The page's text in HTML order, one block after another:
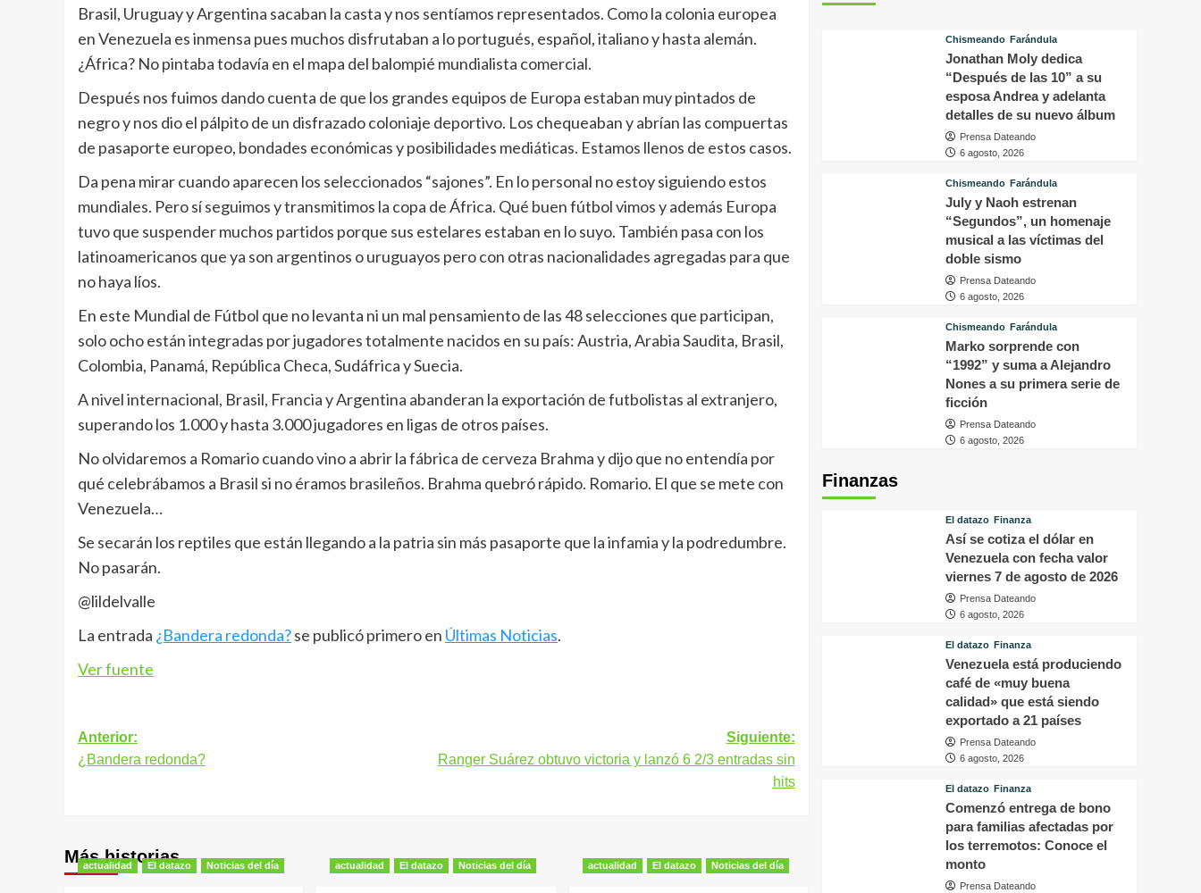
Brasil, Uruguay y Argentina sacaban la casta y nos sentíamos representados. Como la colonia europea
en Venezuela es inmensa pues muchos disfrutaban a lo portugués, español, italiano y hasta alemán.
¿África? No pintaba todavía en el mapa del balompié mundialista comercial.
Después nos fuimos dando cuenta de que los grandes equipos de Europa estaban muy pintados de
negro y nos dio el pálpito de un disfrazado coloniaje deportivo. Los chequeaban y abrían las compuertas
de pasaporte europeo, bondades económicas y posibilidades mediáticas. Estamos llenos de estos casos.
Da pena mirar cuando aparecen los seleccionados “sajones”. En lo personal no estoy siguiendo estos
mundiales. Pero sí seguimos y transmitimos la copa de África. Qué buen fútbol vimos y además Europa
tuvo que suspender muchos partidos porque sus estelares estaban en lo suyo. También pasa con los
latinoamericanos que ya son argentinos o uruguayos pero con otras nacionalidades agregadas para que
no haya líos.
En este Mundial de Fútbol que no levanta ni un mal pensamiento de las 48 selecciones que participan,
solo ocho están integradas por jugadores totalmente nacidos en su país: Austria, Arabia Saudita, Brasil,
Colombia, Panamá, República Checa, Sudáfrica y Suecia.
A nivel internacional, Brasil, Francia y Argentina abanderan la exportación de futbolistas al extranjero,
superando los 1.000 y hasta 3.000 jugadores en ligas de otros países.
No olvidaremos a Romario cuando vino a abrir la fábrica de cerveza Brahma y dijo que no entendía por
qué celebrábamos a Brasil si no éramos brasileños. Brahma quebró rápido. Romario. El que se mete con
Venezuela…
Se secarán los reptiles que están llegando a la patria sin más pasaporte que la infamia y la podredumbre.
No pasarán.
@lildelvalle
La entrada ¿Bandera redonda?se publicó primero en Últimas Noticias.
Ver fuente
Navegación
de
Anterior:
¿Bandera redonda?
Siguiente:
Ranger Suárez obtuvo victoria y lanzó 6 2/3 entradas sin
hits
Más historias
actualidad El datazo Noticias del día actualidad El datazo Noticias del día actualidad El datazo Noticias del día
y
de
su
estilo
Chismeando Farándula
Jonathan Moly dedica
“Después de las 10” a su
esposa Andrea y adelanta
detalles de su nuevo álbum
Prensa Dateando
6 agosto, 2026
Chismeando Farándula
July y Naoh estrenan
“Segundos”, un homenaje
musical a las víctimas del
doble sismo
Prensa Dateando
6 agosto, 2026
Chismeando Farándula
Marko sorprende con
“1992” y suma a Alejandro
Nones a su primera serie de
ficción
Prensa Dateando
6 agosto, 2026
Finanzas
El datazo Finanza
Así se cotiza el dólar en
Venezuela con fecha valor
viernes 7 de agosto de 2026
Prensa Dateando
6 agosto, 2026
El datazo Finanza
Venezuela está produciendo
café de «muy buena
calidad» que está siendo
exportado a 21 países
Prensa Dateando
6 agosto, 2026
El datazo Finanza
Comenzó entrega de bono
para familias afectadas por
los terremotos: Conoce el
monto
Prensa Dateando